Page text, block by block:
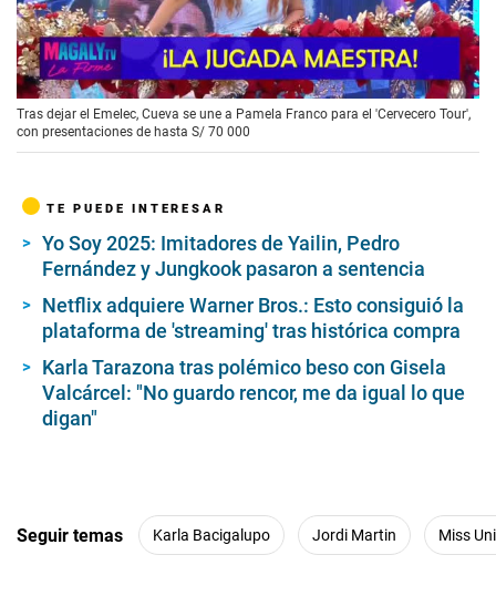
00:00/04:50
Tras dejar el Emelec, Cueva se une a Pamela Franco para el 'Cervecero Tour',
con presentaciones de hasta S/ 70 000
TE PUEDE INTERESAR
Yo Soy 2025: Imitadores de Yailin, Pedro
Fernández y Jungkook pasaron a sentencia
Netflix adquiere Warner Bros.: Esto consiguió la
plataforma de 'streaming' tras histórica compra
Karla Tarazona tras polémico beso con Gisela
Valcárcel: "No guardo rencor, me da igual lo que
digan"
Seguir temas Karla Bacigalupo Jordi Martin Miss